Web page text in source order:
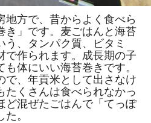
地方で、昔からよく食べら
き」です。麦ごはんと海苔
う、タンパク質、ビタミ
で作られます。成長期の子
体にいい海苔巻きです。
で、年貢米として出さなけ
たくさんは食べられなかっ
ど混ぜたごはんで「てっぽ
。